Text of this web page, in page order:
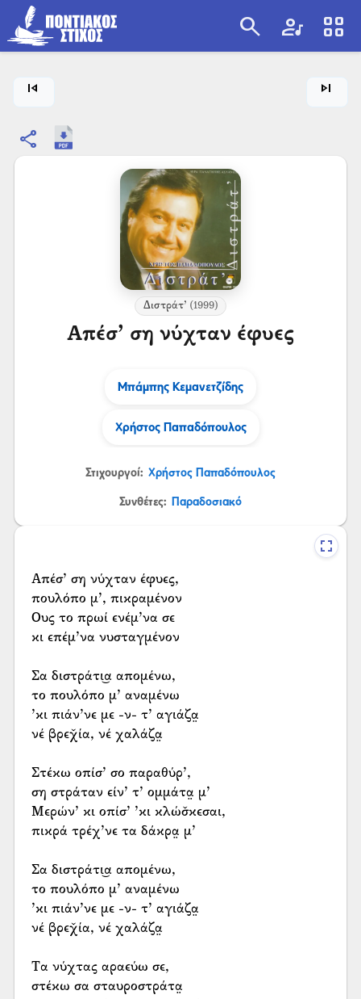
search artist view_cozy
skip_previous skip_next
share
Διστράτ’ (1999)
Απέσ’ ση νύχταν έφυες
Μπάμπης Κεμανετζίδης
Χρήστος Παπαδόπουλος
Στιχουργοί: Χρήστος Παπαδόπουλος
Συνθέτες: Παραδοσιακό
Απέσ’ ση νύχταν έφυες,
πουλόπο μ’, πικραμένον
Ους το πρωί ενέμ’να σε
κι επέμ’να νυσταγμένον
Σα διστράτι͜α απομένω,
το πουλόπο μ’ αναμένω
’κι πιάν’νε με -ν- τ’ αγιάζα̤
νέ βρεχ̌ία, νέ χαλάζα̤
Στέκω οπίσ’ σο παραθύρ’,
ση στράταν είν’ τ’ ομμάτα̤ μ’
Μερών’ κι οπίσ’ ’κι κλώσ̌κεσαι,
πικρά τρέχ’νε τα δάκρα̤ μ’
Σα διστράτι͜α απομένω,
το πουλόπο μ’ αναμένω
’κι πιάν’νε με -ν- τ’ αγιάζα̤
νέ βρεχ̌ία, νέ χαλάζα̤
Τα νύχτας αραεύω σε,
στέκω σα σταυροστράτα̤